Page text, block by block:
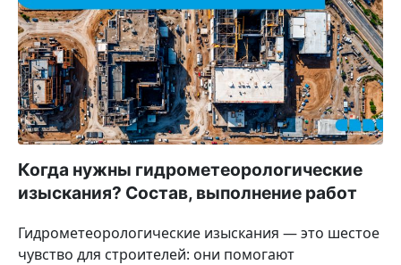
Когда нужны гидрометеорологические
изыскания? Состав, выполнение работ
Гидрометеорологические изыскания — это шестое
чувство для строителей: они помогают